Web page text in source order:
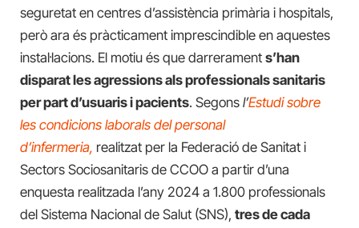
seguretat en centres d’assistència primària i hospitals,
però ara és pràcticament imprescindible en aquestes
instal·lacions. El motiu és que darrerament s’han
disparat les agressions als professionals sanitaris
per part d’usuaris i pacients. Segons l’Estudi sobre
les condicions laborals del personal
d’infermeria, realitzat per la Federació de Sanitat i
Sectors Sociosanitaris de CCOO a partir d’una
enquesta realitzada l’any 2024 a 1.800 professionals
del Sistema Nacional de Salut (SNS), tres de cada